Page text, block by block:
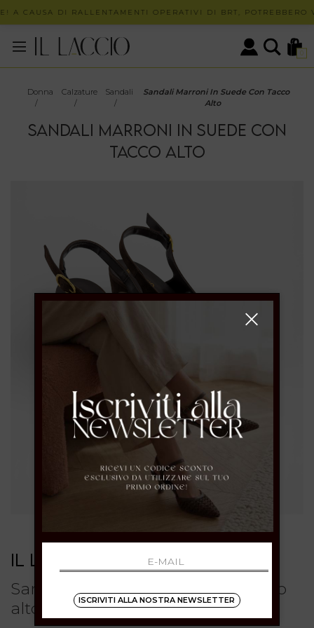
A CAUSA DI RALLENTAMENTI OPERATIVI DI BRT, POTREBBERO
0
Donna
/
Calzature
/
Sandali
/
Sandali Marroni In Suede Con Tacco
Alto
SANDALI MARRONI IN SUEDE CON
TACCO ALTO
IL LACCIO
Sandali marroni in suede con tacco
alto
ISCRIVITI ALLA NOSTRA NEWSLETTER